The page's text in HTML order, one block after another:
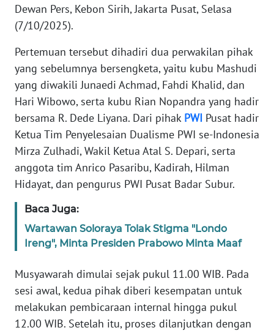
Dewan Pers, Kebon Sirih, Jakarta Pusat, Selasa
(7/10/2025).
Pertemuan tersebut dihadiri dua perwakilan pihak
yang sebelumnya bersengketa, yaitu kubu Mashudi
yang diwakili Junaedi Achmad, Fahdi Khalid, dan
Hari Wibowo, serta kubu Rian Nopandra yang hadir
bersama R. Dede Liyana. Dari pihak PWI Pusat hadir
Ketua Tim Penyelesaian Dualisme PWI se-Indonesia
Mirza Zulhadi, Wakil Ketua Atal S. Depari, serta
anggota tim Anrico Pasaribu, Kadirah, Hilman
Hidayat, dan pengurus PWI Pusat Badar Subur.
Baca Juga:
Wartawan Soloraya Tolak Stigma "Londo
Ireng", Minta Presiden Prabowo Minta Maaf
Musyawarah dimulai sejak pukul 11.00 WIB. Pada
sesi awal, kedua pihak diberi kesempatan untuk
melakukan pembicaraan internal hingga pukul
12.00 WIB. Setelah itu, proses dilanjutkan dengan
KAMI
IKLAN
TENTANG
KAMI
MEDIA
SIBER
REDAKSI
DISCLAIMER
News
Regional